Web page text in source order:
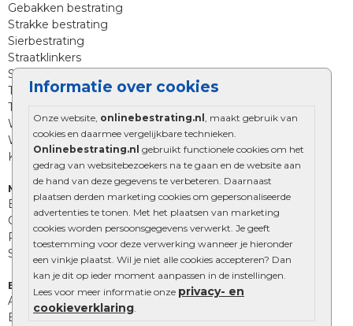
Informatie over cookies
Onze website, onlinebestrating.nl , maakt gebruik van
cookies en daarmee vergelijkbare technieken.
Onlinebestrating.nl gebruikt functionele cookies om het
gedrag van websitebezoekers na te gaan en de website aan
de hand van deze gegevens te verbeteren. Daarnaast
plaatsen derden marketing cookies om gepersonaliseerde
advertenties te tonen. Met het plaatsen van marketing
cookies worden persoonsgegevens verwerkt. Je geeft
toestemming voor deze verwerking wanneer je hieronder
een vinkje plaatst. Wil je niet alle cookies accepteren? Dan
kan je dit op ieder moment aanpassen in de instellingen.
Lees voor meer informatie onze privacy- en
cookieverklaring.
Gebakken bestrating
Strakke bestrating
Sierbestrating
Straatklinkers
Straatstenen
Trommelstenen
Tuinstenen
Waalformaat
Wildverband bestrating
Kingstones
Muurelementen
Betonbielzen
Opsluitbanden
Palissades
Stapelblokken
Extra benodigdheden
Afwatering en diversen
Beplantings en betonelementen